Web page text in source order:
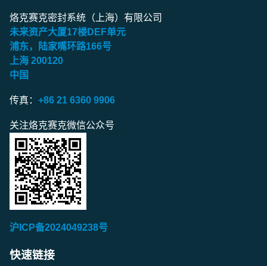
烙克赛克密封系统（上海）有限公司
未来资产大厦17楼DEF单元
浦东，陆家嘴环路166号
上海 200120
中国
传真： +86 21 6360 9906
关注烙克赛克微信公众号
沪ICP备2024049238号
快速链接